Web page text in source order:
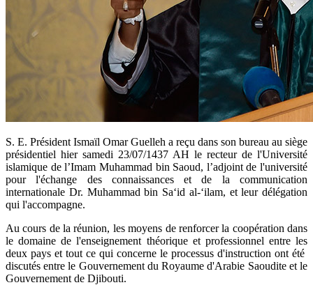
​S. E. Président Ismaïl Omar Guelleh a reçu dans son bureau au siège
présidentiel hier samedi 23/07/1437 AH le recteur de l'Université
islamique de l’Imam Muhammad bin Saoud, l’adjoint de l'université
pour l'échange des connaissances et de la communication
internationale Dr. Muhammad bin Sa‘id al-‘ilam, et leur délégation
qui l'accompagne.
Au cours de la réunion, les moyens de renforcer la coopération dans
le domaine de l'enseignement théorique et professionnel entre les
deux pays et tout ce qui concerne le processus d'instruction ont été
discutés entre le Gouvernement du Royaume d'Arabie Saoudite et le
Gouvernement de Djibouti.